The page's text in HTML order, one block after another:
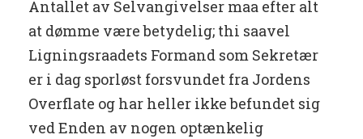
Antallet av Selvangivelser maa efter alt
at dømme være betydelig; thi saavel
Ligningsraadets Formand som Sekretær
er i dag sporløst forsvundet fra Jordens
Overflate og har heller ikke befundet sig
ved Enden av nogen optænkelig